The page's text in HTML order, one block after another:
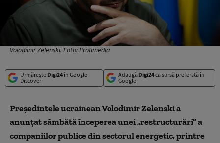
Volodimir Zelenski. Foto: Profimedia
Urmărește Digi24în Google
Discover
Adaugă Digi24ca sursă preferată în
Google
Preşedintele ucrainean Volodimir Zelenski a
anunţat sâmbătă începerea unei „restructurări” a
companiilor publice din sectorul energetic, printre